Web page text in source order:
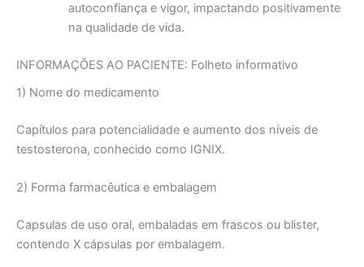
autoconfiança e vigor, impactando positivamente
na qualidade de vida.
INFORMAÇÕES AO PACIENTE: Folheto informativo
1) Nome do medicamento
Capítulos para potencialidade e aumento dos níveis de
testosterona, conhecido como IGNIX.
2) Forma farmacêutica e embalagem
Capsulas de uso oral, embaladas em frascos ou blister,
contendo X cápsulas por embalagem.